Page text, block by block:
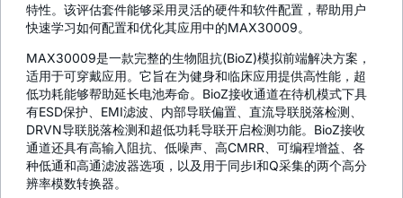
特性。该评估套件能够采用灵活的硬件和软件配置，帮助用户
快速学习如何配置和优化其应用中的MAX30009。
MAX30009是一款完整的生物阻抗(BioZ)模拟前端解决方案，
适用于可穿戴应用。它旨在为健身和临床应用提供高性能，超
低功耗能够帮助延长电池寿命。BioZ接收通道在待机模式下具
有ESD保护、EMI滤波、内部导联偏置、直流导联脱落检测、
DRVN导联脱落检测和超低功耗导联开启检测功能。BioZ接收
通道还具有高输入阻抗、低噪声、高CMRR、可编程增益、各
种低通和高通滤波器选项，以及用于同步I和Q采集的两个高分
辨率模数转换器。